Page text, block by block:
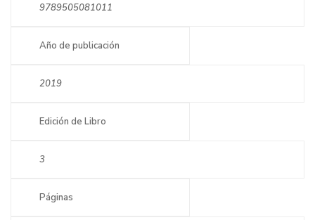
9789505081011
Año de publicación
2019
Edición de Libro
3
Páginas